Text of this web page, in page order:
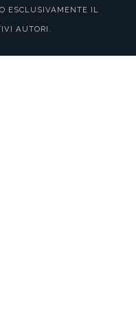
ESCLUSIVAMENTE IL
AUTORI.